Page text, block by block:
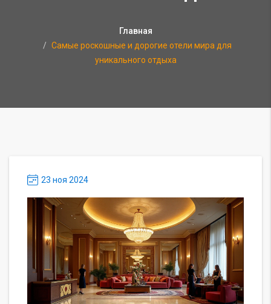
Главная
Самые роскошные и дорогие отели мира для
уникального отдыха
23 ноя 2024